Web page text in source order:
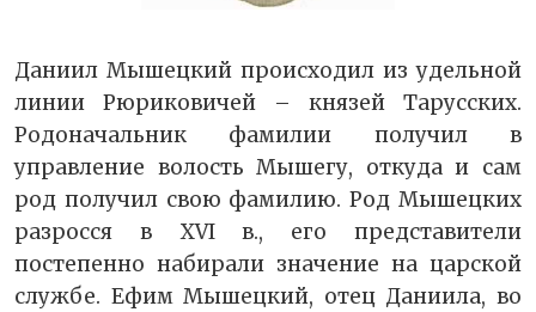
Даниил Мышецкий происходил из удельной
линии Рюриковичей – князей Тарусских.
Родоначальник фамилии получил в
управление волость Мышегу, откуда и сам
род получил свою фамилию. Род Мышецких
разросся в XVI в., его представители
постепенно набирали значение на царской
службе. Ефим Мышецкий, отец Даниила, во